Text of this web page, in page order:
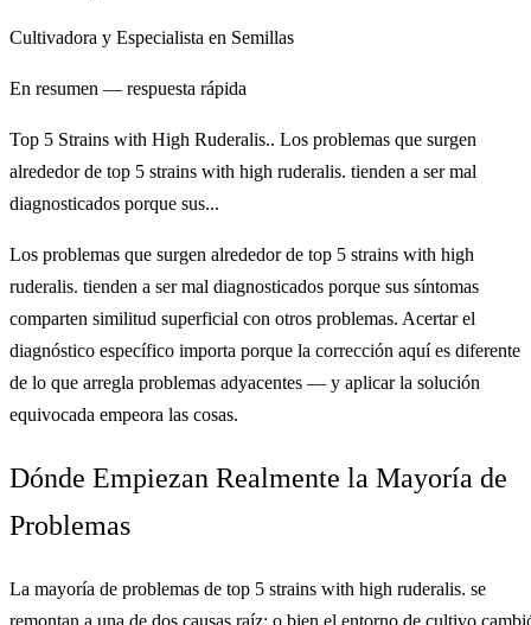
Cultivadora y Especialista en Semillas
En resumen — respuesta rápida
Top 5 Strains with High Ruderalis.. Los problemas que surgen
alrededor de top 5 strains with high ruderalis. tienden a ser mal
diagnosticados porque sus...
Los problemas que surgen alrededor de top 5 strains with high
ruderalis. tienden a ser mal diagnosticados porque sus síntomas
comparten similitud superficial con otros problemas. Acertar el
diagnóstico específico importa porque la corrección aquí es diferente
de lo que arregla problemas adyacentes — y aplicar la solución
equivocada empeora las cosas.
Dónde Empiezan Realmente la Mayoría de
Problemas
La mayoría de problemas de top 5 strains with high ruderalis. se
remontan a una de dos causas raíz: o bien el entorno de cultivo